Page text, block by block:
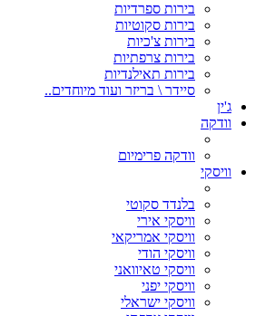
בירות ספרדיות
בירות סקוטיות
בירות צ'כיות
בירות צרפתיות
בירות תאילנדיות
סיידר \ בריזר ועוד מיוחדים..
ג'ין
וודקה
וודקה פרימיום
וויסקי
בלנדד סקוטי
וויסקי אירי
וויסקי אמריקאי
וויסקי הודי
וויסקי טאיוואני
וויסקי יפני
וויסקי ישראלי